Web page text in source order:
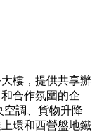
樓，提供共享辦
合作氛圍的企
空調、貨物升降
環和西營盤地鐵